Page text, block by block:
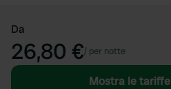
Da
26,80 €/ per notte
Mostra le tariffe